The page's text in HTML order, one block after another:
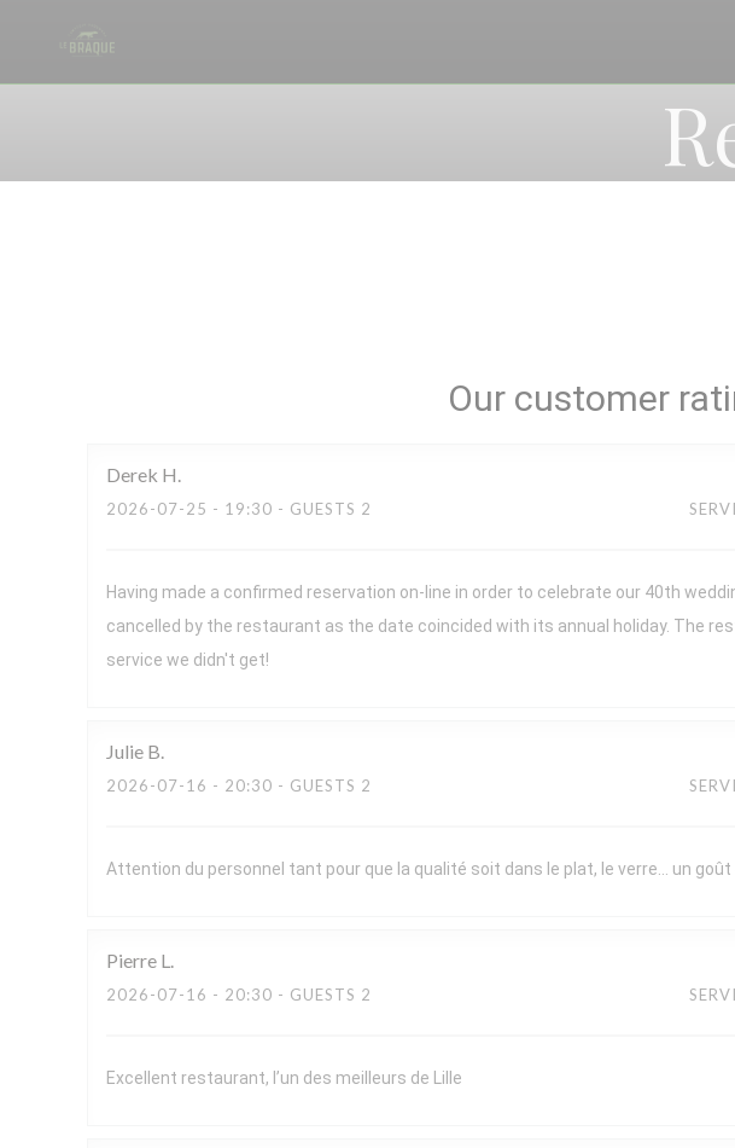
Our customer
Derek H
2026-07-25 - 19:30 - GUESTS 2
Having made a confirmed reservation on-line in order to celebrate our 40th
cancelled by the restaurant as the date coincided with its annual holiday. The
service we didn't get!
Julie B
2026-07-16 - 20:30 - GUESTS 2
Attention du personnel tant pour que la qualité soit dans le plat, le verre… un goût
Pierre L
2026-07-16 - 20:30 - GUESTS 2
Excellent restaurant, l’un des meilleurs de Lille